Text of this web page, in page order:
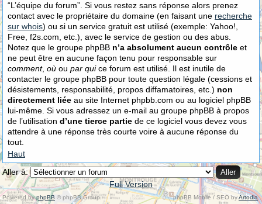
“L’équipe du forum”. Si vous restez sans réponse alors prenez
contact avec le propriétaire du domaine (en faisant une recherche
sur whois) ou si un service gratuit est utilisé (exemple: Yahoo!,
Free, f2s.com, etc.), avec le service de gestion ou des abus.
Notez que le groupe phpBB n’a absolument aucun contrôle et
ne peut être en aucune façon tenu pour responsable sur
comment, où ou par quice forum est utilisé. Il est inutile de
contacter le groupe phpBB pour toute question légale (cessions et
désistements, responsabilité, propos diffamatoires, etc.) non
directement liée au site Internet phpbb.com ou au logiciel phpBB
lui-même. Si vous adressez un e-mail au groupe phpBB à propos
de l’utilisation d’une tierce partie de ce logiciel vous devez vous
attendre à une réponse très courte voire à aucune réponse du
tout.
Haut
Aller à:
Full Version
Powered byphpBB © phpBB Group. phpBB Mobile / SEO byArtodia.